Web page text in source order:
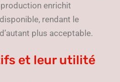
enrichit
rendant le
plus acceptable.
et leur utilité